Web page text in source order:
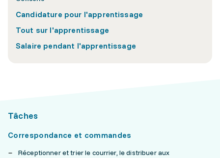
Candidature pour l'apprentissage
Tout sur l'apprentissage
Salaire pendant l'apprentissage
Tâches
Correspondance et commandes
Réceptionner et trier le courrier, le distribuer aux